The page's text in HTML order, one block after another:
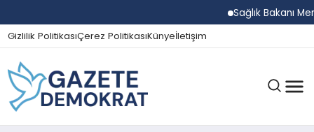
Sağlık Bakanı
Gizlilik PolitikasıÇerez PolitikasıKünyeİletişim